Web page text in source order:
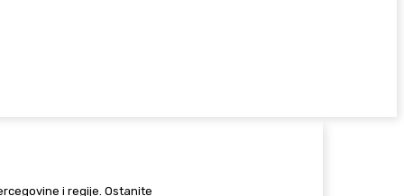
i regije. Ostanite